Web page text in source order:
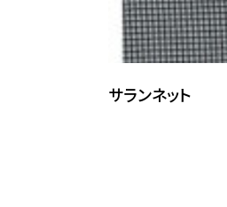
サランネット